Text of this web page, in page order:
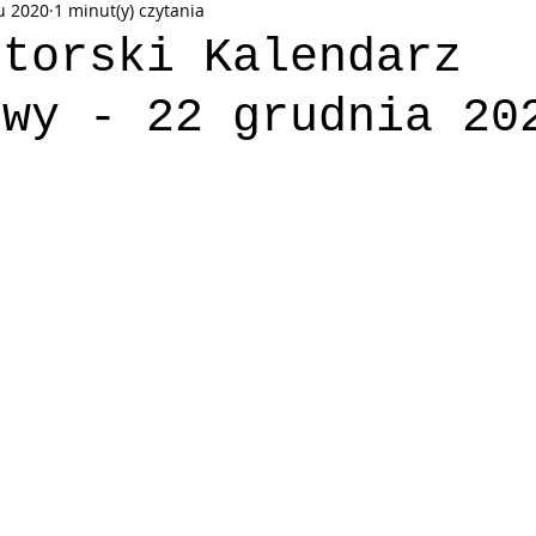
Kalendarz Adwentowy
Kalendarz
- 22 grudnia
2020 1 minut(y) czytania